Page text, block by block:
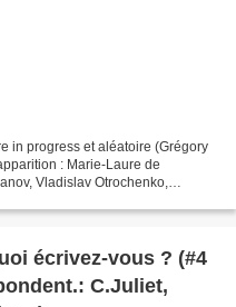
in progress et aléatoire (Grégory
: Marie-Laure de
Vladislav Otrochenko,
écrivez-vous ? (#4
C.Juliet,